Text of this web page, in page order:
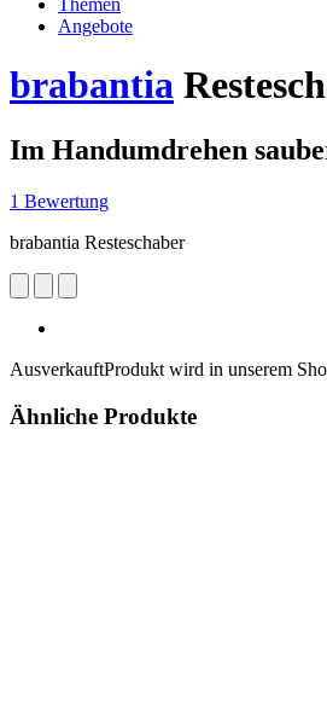
Themen
Angebote
brabantia
Im Handumdrehen
1 Bewertung
brabantia Resteschaber
AusverkauftProdukt wird in unserem
Ähnliche Produkte